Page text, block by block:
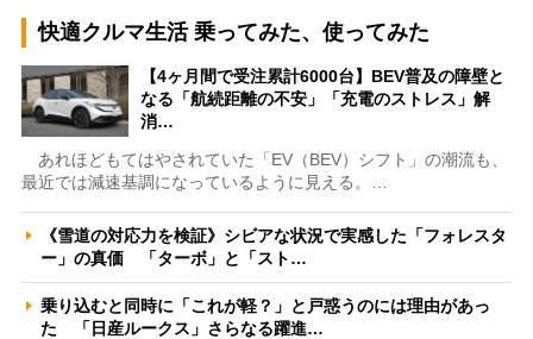
快適クルマ生活 乗ってみた、使ってみた
【4ヶ月間で受注累計6000台】BEV普及の障壁と
なる「航続距離の不安」「充電のストレス」解
消…
あれほどもてはやされていた「EV（BEV）シフト」の潮流も、
最近では減速基調になっているように見える。…
《雪道の対応力を検証》シビアな状況で実感した「フォレスタ
ー」の真価 「ターボ」と「スト…
乗り込むと同時に「これが軽？」と戸惑うのには理由があっ
た 「日産ルークス」さらなる躍進…